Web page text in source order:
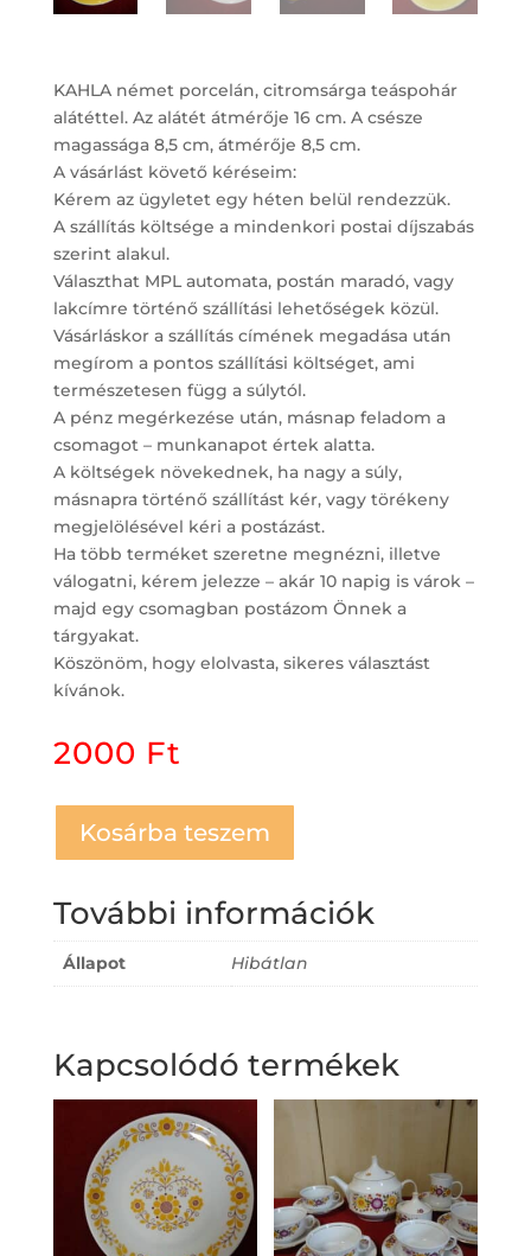
KAHLA német porcelán, citromsárga teáspohár
alátéttel. Az alátét átmérője 16 cm. A csésze
magassága 8,5 cm, átmérője 8,5 cm.
A vásárlást követő kéréseim:
Kérem az ügyletet egy héten belül rendezzük.
A szállítás költsége a mindenkori postai díjszabás
szerint alakul.
Választhat MPL automata, postán maradó, vagy
lakcímre történő szállítási lehetőségek közül.
Vásárláskor a szállítás címének megadása után
megírom a pontos szállítási költséget, ami
természetesen függ a súlytól.
A pénz megérkezése után, másnap feladom a
csomagot – munkanapot értek alatta.
A költségek növekednek, ha nagy a súly,
másnapra történő szállítást kér, vagy törékeny
megjelölésével kéri a postázást.
Ha több terméket szeretne megnézni, illetve
válogatni, kérem jelezze – akár 10 napig is várok –
majd egy csomagban postázom Önnek a
tárgyakat.
Köszönöm, hogy elolvasta, sikeres választást
kívánok.
2000 Ft
Kosárba teszem
További információk
Állapot Hibátlan
Kapcsolódó termékek